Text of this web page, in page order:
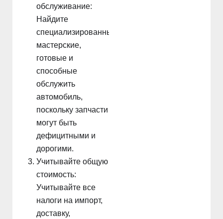
обслуживание:
Найдите
специализированные
мастерские,
готовые и
способные
обслужить
автомобиль,
поскольку запчасти
могут быть
дефицитными и
дорогими.
Учитывайте общую
стоимость:
Учитывайте все
налоги на импорт,
доставку,